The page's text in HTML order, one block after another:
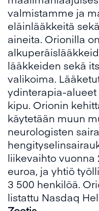
valmistamme ja
eläinlääkkeitä
aineita. Orionilla
lääkkeiden sekä
valikoima.
ydinterapia-
kipu. Orionin
käytetään muun
neurologisten
liikevaihto vuonna
euroa, ja yhtiö
3 500 henkilöä.
listattu Nasdaq